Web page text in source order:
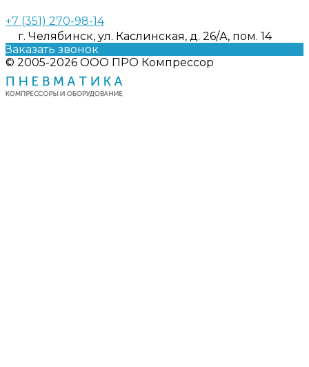
+7 (351) 270-98-14
г. Челябинск, ул. Каслинская, д. 26/А, пом. 14
Заказать звонок
© 2005-2026 ООО ПРО Компрессор